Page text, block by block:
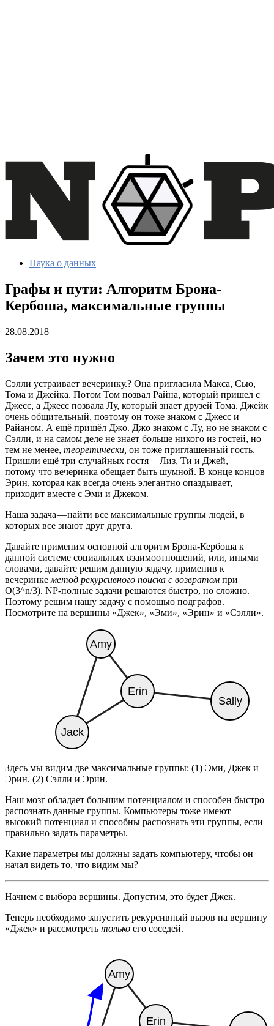
Наука о данных
Графы и пути: Алгоритм Брона-
Кербоша, максимальные группы
28.08.2018
Зачем это нужно
Сэлли устраивает вечеринку.? Она пригласила Макса, Сью,
Тома и Джейка. Потом Том позвал Райна, который пришел с
Джесс, а Джесс позвала Лу, который знает друзей Тома. Джейк
очень общительный, поэтому он тоже знаком с Джесс и
Райаном. А ещё пришёл Джо. Джо знаком с Лу, но не знаком с
Сэлли, и на самом деле не знает больше никого из гостей, но
тем не менее, теоретически, он тоже приглашенный гость.
Пришли ещё три случайных гостя — Лиз, Ти и Джей, —
потому что вечеринка обещает быть шумной. В конце концов
Эрин, которая как всегда очень элегантно опаздывает,
приходит вместе с Эми и Джеком.
Наша задача — найти все максимальные группы людей, в
которых все знают друг друга.
Давайте применим основной алгоритм Брона-Кербоша к
данной системе социальных взаимоотношений, или, иными
словами, давайте решим данную задачу, применив к
вечеринке метод рекурсивного поиска с возвратом при
O(3^n/3). NP-полные задачи решаются быстро, но сложно.
Поэтому решим нашу задачу с помощью подграфов.
Посмотрите на вершины «Джек», «Эми», «Эрин» и «Сэлли».
Здесь мы видим две максимальные группы: (1) Эми, Джек и
Эрин. (2) Сэлли и Эрин.
Наш мозг обладает большим потенциалом и способен быстро
распознать данные группы. Компьютеры тоже имеют
высокий потенциал и способны распознать эти группы, если
правильно задать параметры.
Какие параметры мы должны задать компьютеру, чтобы он
начал видеть то, что видим мы?
Начнем с выбора вершины. Допустим, это будет Джек.
Теперь необходимо запустить рекурсивный вызов на вершину
«Джек» и рассмотреть только его соседей.